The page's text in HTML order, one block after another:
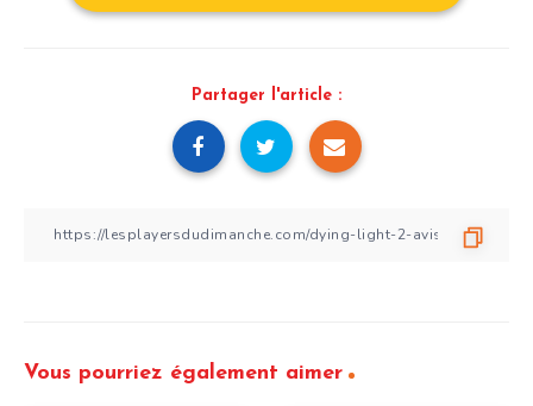
Partager l'article :
Vous pourriez également aimer